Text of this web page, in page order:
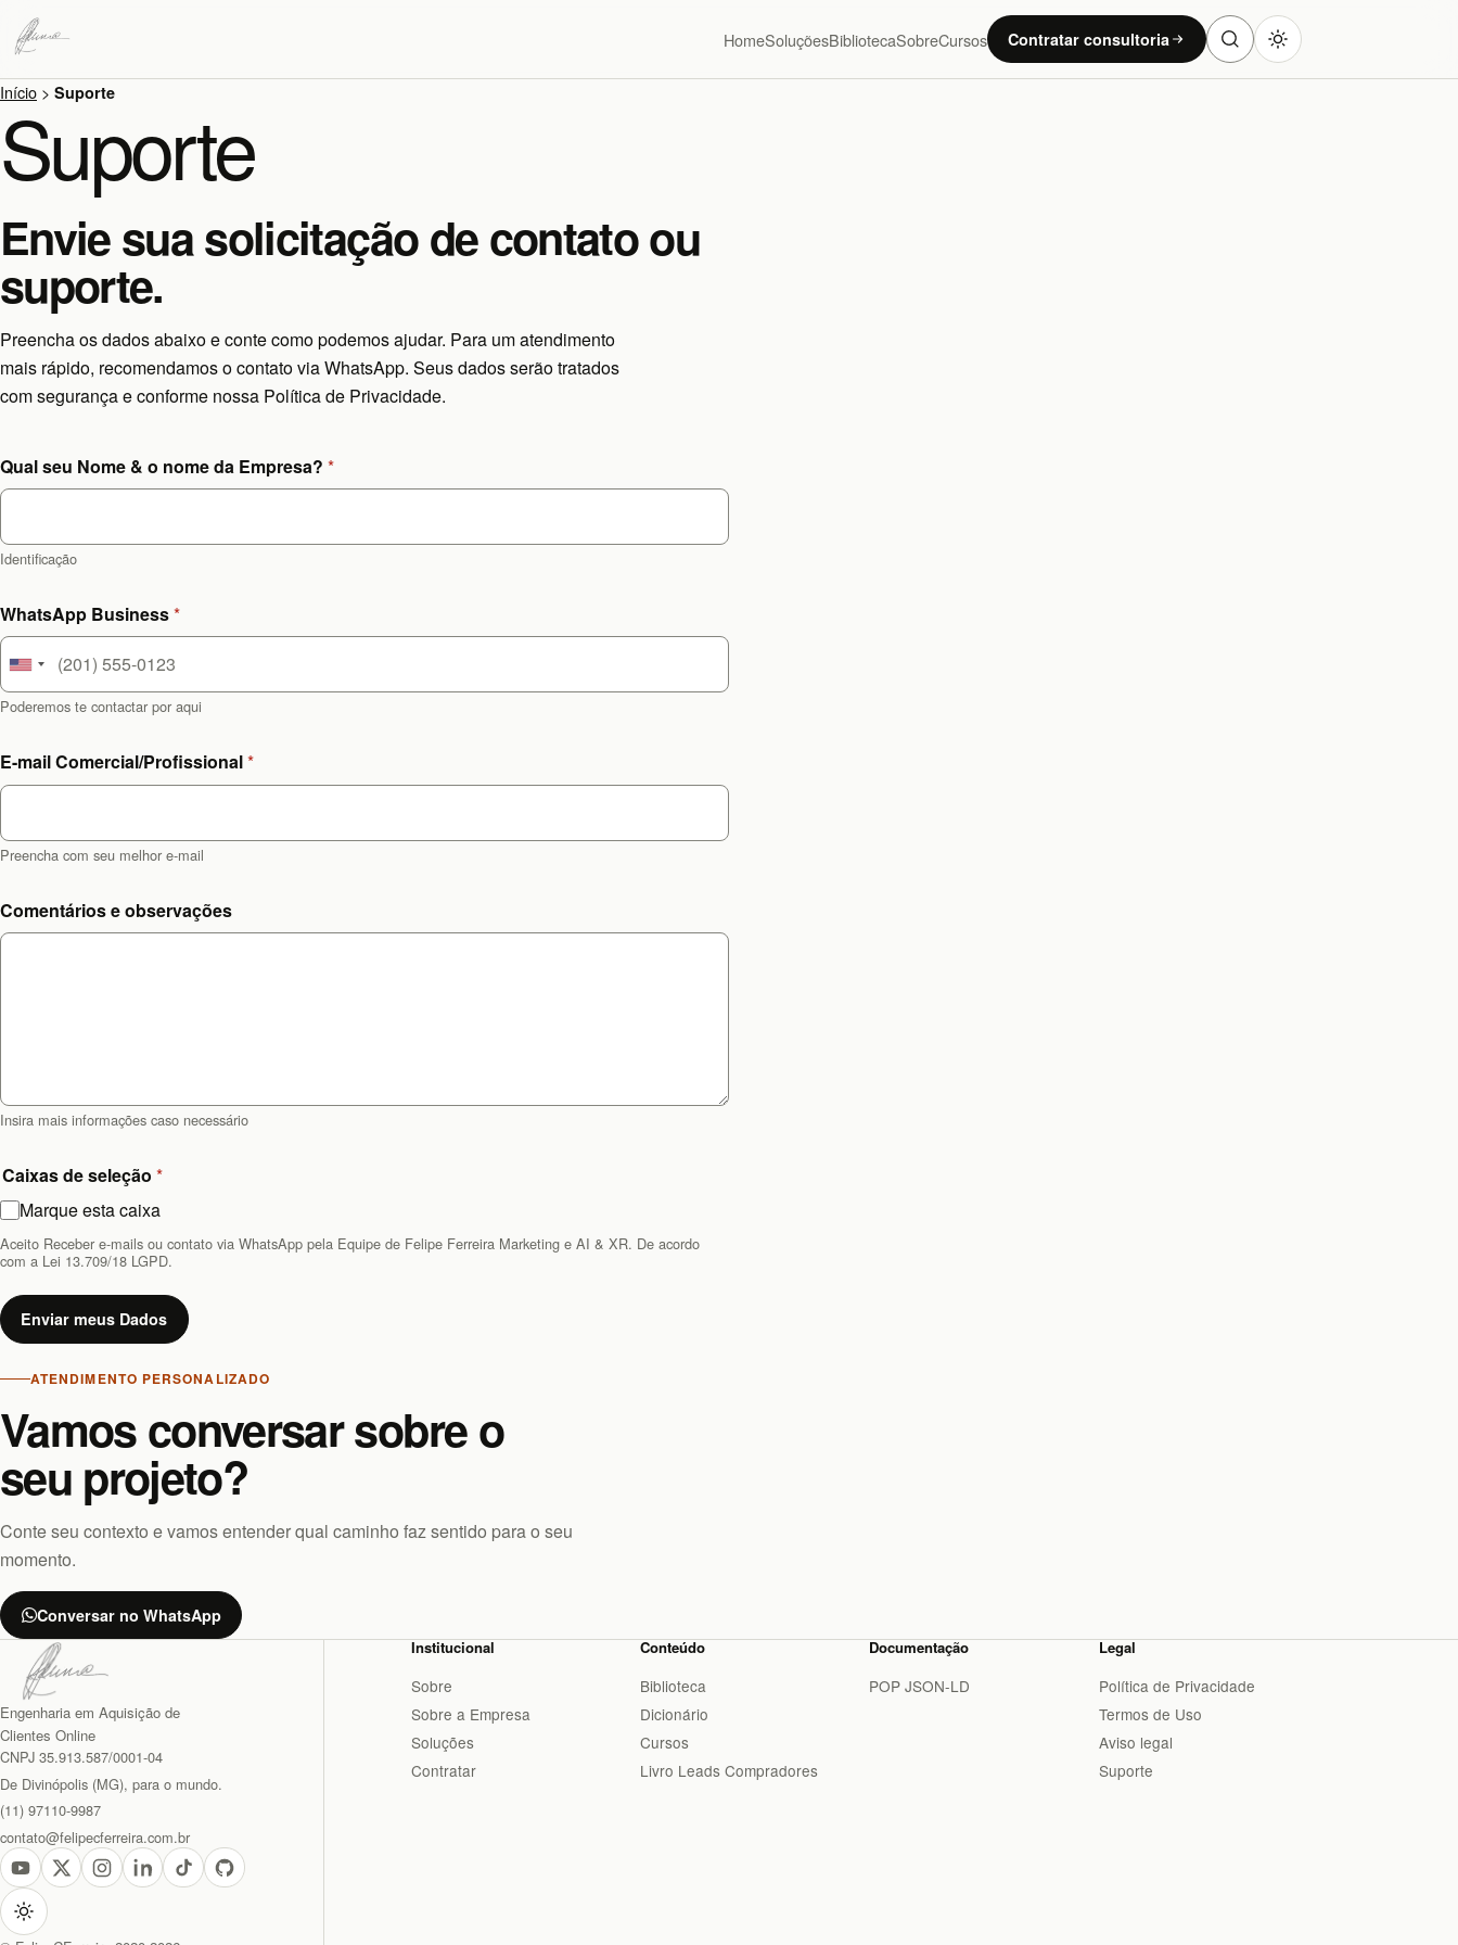
HomeSoluçõesBibliotecaSobreCursos Contratar consultoria
Início > Suporte
Suporte
Envie sua solicitação de contato ou
suporte.
Preencha os dados abaixo e conte como podemos ajudar. Para um atendimento
mais rápido, recomendamos o contato via WhatsApp. Seus dados serão tratados
com segurança e conforme nossa Política de Privacidade.
Qual seu Nome & o nome da Empresa? *
Identificação
WhatsApp Business*
U
n
t
e
S
t
Poderemos te contactar por aqui
E-mail Comercial/Profissional*
Preencha com seu melhor e-mail
Comentários e observações
Insira mais informações caso necessário
Caixas de seleção *
Marque esta caixa
Aceito Receber e-mails ou contato via WhatsApp pela Equipe de Felipe Ferreira Marketing e AI & XR. De acordo
com a Lei 13.709/18 LGPD.
Enviar meus Dados
ATENDIMENTO PERSONALIZADO
Vamos conversar sobre o
seu projeto?
Conte seu contexto e vamos entender qual caminho faz sentido para o seu
momento.
Conversar no WhatsApp
Engenharia em Aquisição de
Clientes Online
CNPJ 35.913.587/0001-04
De Divinópolis (MG), para o mundo.
(11) 97110-9987
contato@felipecferreira.com.br
Institucional
Sobre
Sobre a Empresa
Soluções
Contratar
Conteúdo
Biblioteca
Dicionário
Cursos
Livro Leads Compradores
Documentação
POP JSON-LD
Legal
Política de Privacidade
Termos de Uso
Aviso legal
Suporte